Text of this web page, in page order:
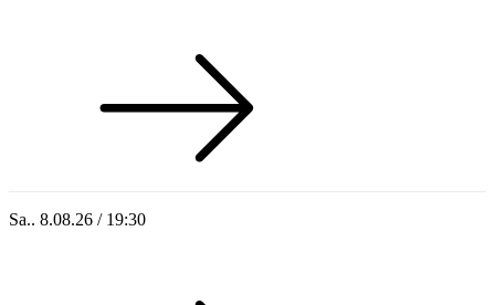
Sa.. 8.08.26 / 19:30